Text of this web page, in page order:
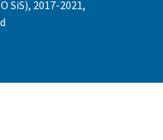
SiS), 2017-2021,